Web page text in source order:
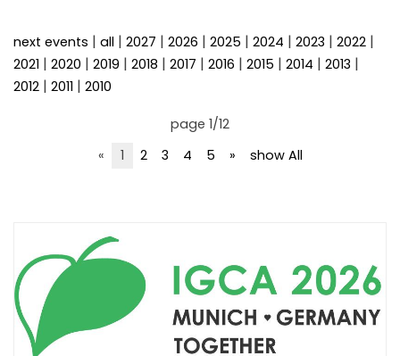
FAIRS AND EVENTS
next events | all | 2027 | 2026 | 2025 | 2024 | 2023 | 2022 |
2021 | 2020 | 2019 | 2018 | 2017 | 2016 | 2015 | 2014 | 2013 |
2012 | 2011 | 2010
page 1/12
«
1 2 3 4 5 » show All